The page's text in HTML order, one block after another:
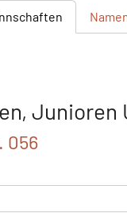
Junioren
056